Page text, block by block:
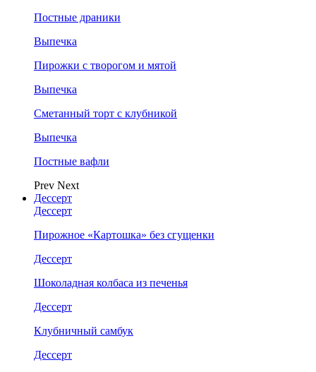
Постные драники
Выпечка
Пирожки с творогом и мятой
Выпечка
Сметанный торт с клубникой
Выпечка
Постные вафли
Prev Next
Дессерт
Дессерт
Пирожное «Картошка» без сгущенки
Дессерт
Шоколадная колбаса из печенья
Дессерт
Клубничный самбук
Дессерт